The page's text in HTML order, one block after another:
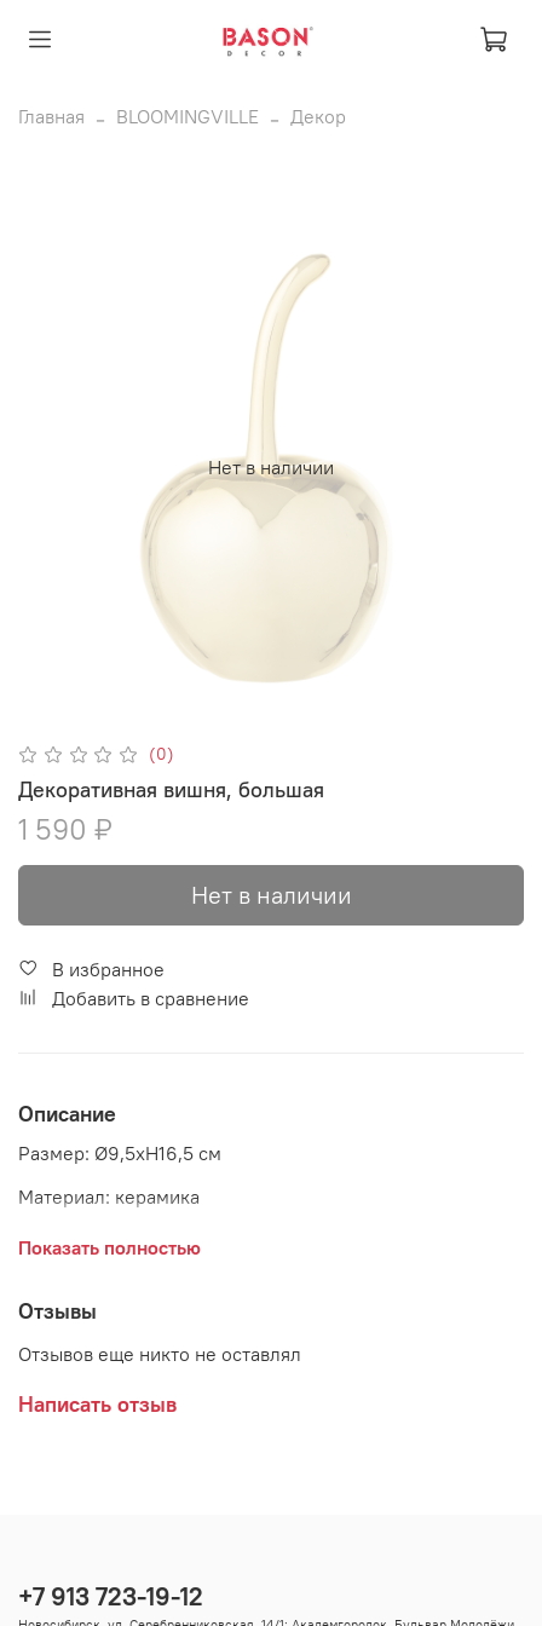
Главная BLOOMINGVILLE Декор
Нет в наличии
(0)
Декоративная вишня, большая
1 590 ₽
Нет в наличии
В избранное
Добавить в сравнение
Описание
Размер: Ø9,5xH16,5 см
Материал: керамика
Цвет: золото
Показать полностью
Отзывы
Отзывов еще никто не оставлял
Написать отзыв
+7 913 723-19-12